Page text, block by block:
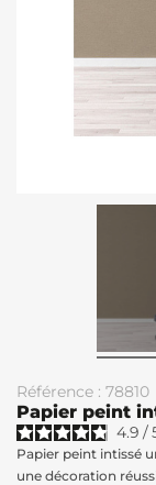
Référence : 78810
Papier peint
4.9 /
Papier peint intissé
une décoration